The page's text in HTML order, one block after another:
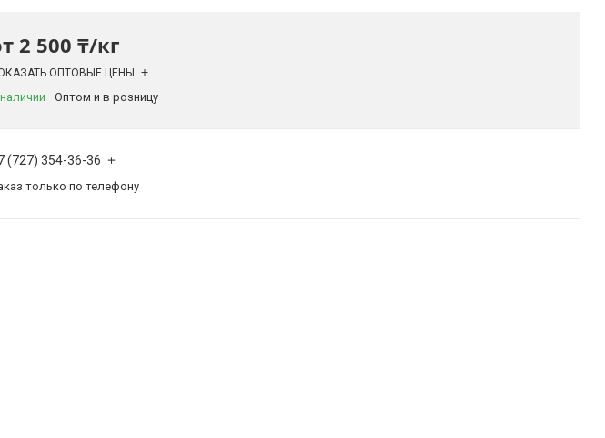
2 500 ₸/кг
ОПТОВЫЕ ЦЕНЫ
Оптом и в розницу
(727) 354-36-36
только по телефону